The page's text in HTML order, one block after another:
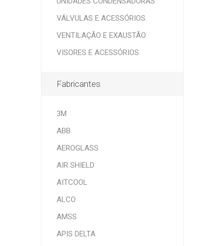
VÁLVULAS E ACESSÓRIOS
VENTILAÇÃO E EXAUSTÃO
VISORES E ACESSÓRIOS
Fabricantes
3M
ABB
AEROGLASS
AIR SHIELD
AITCOOL
ALCO
AMSS
APIS DELTA